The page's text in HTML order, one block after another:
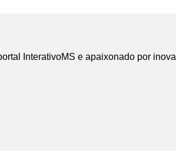
InterativoMS e apaixonado por